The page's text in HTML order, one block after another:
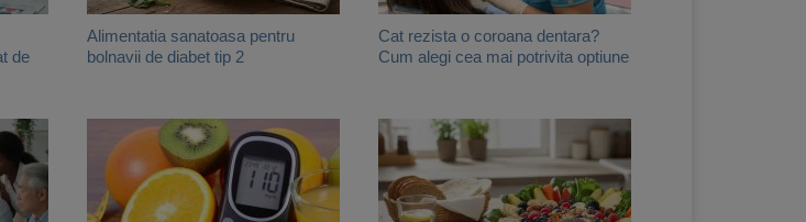
de
Alimentatia sanatoasa pentru
bolnavii de diabet tip 2
Cat rezista o coroana dentara?
Cum alegi cea mai potrivita optiune